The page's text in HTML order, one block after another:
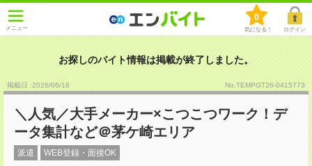
メニュー
0
気になる！ ログイン
お探しのバイト情報は掲載が終了しました。
掲載日 :2026/06/18 No.TEMPGT26-0415773
＼人気／大手メーカー×こつこつワーク！デ
ータ集計など＠茅ケ崎エリア
派遣 WEB登録・面接OK